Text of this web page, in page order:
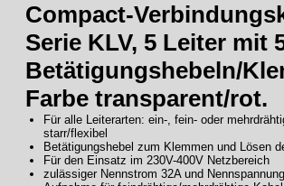
Compact-
Serie KLV, 5 Leiter mit
Betätigungshebeln/
Farbe transparent/rot.
Für alle Leiterarten: ein-, fein- oder
starr/flexibel
Betätigungshebel zum Klemmen und Lösen
Für den Einsatz im 230V-400V Netzbereich
zulässiger Nennstrom 32A und